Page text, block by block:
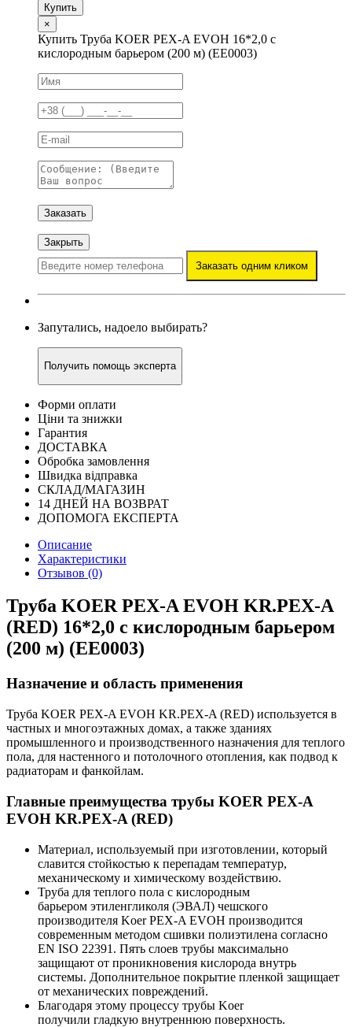
Купить
×
Купить Труба KOER PEX-A EVOH 16*2,0 с
кислородным барьером (200 м) (EE0003)
Заказать
Закрыть
Заказать одним кликом
Запутались, надоело выбирать?
Получить помощь эксперта
Форми оплати
Ціни та знижки
Гарантия
ДОСТАВКА
Обробка замовлення
Швидка відправка
СКЛАД/МАГАЗИН
14 ДНЕЙ НА ВОЗВРАТ
ДОПОМОГА ЕКСПЕРТА
Описание
Характеристики
Отзывов (0)
Труба KOER PEX-A EVOH KR.PEX-A
(RED) 16*2,0 с кислородным барьером
(200 м) (EE0003)
Назначение и область применения
Труба KOER PEX-A EVOH KR.PEX-A (RED) используется в
частных и многоэтажных домах, а также зданиях
промышленного и производственного назначения для теплого
пола, для настенного и потолочного отопления, как подвод к
радиаторам и фанкойлам.
Главные преимущества трубы KOER PEX-A
EVOH KR.PEX-A (RED)
Материал, используемый при изготовлении, который
славится стойкостью к перепадам температур,
механическому и химическому воздействию.
Труба для теплого пола с кислородным
барьером этиленгликоля (ЭВАЛ) чешского
производителя Koer PEX-A EVOH производится
современным методом сшивки полиэтилена согласно
EN ISO 22391. Пять слоев трубы максимально
защищают от проникновения кислорода внутрь
системы. Дополнительное покрытие пленкой защищает
от механических повреждений.
Благодаря этому процессу трубы Koer
получили гладкую внутреннюю поверхность.